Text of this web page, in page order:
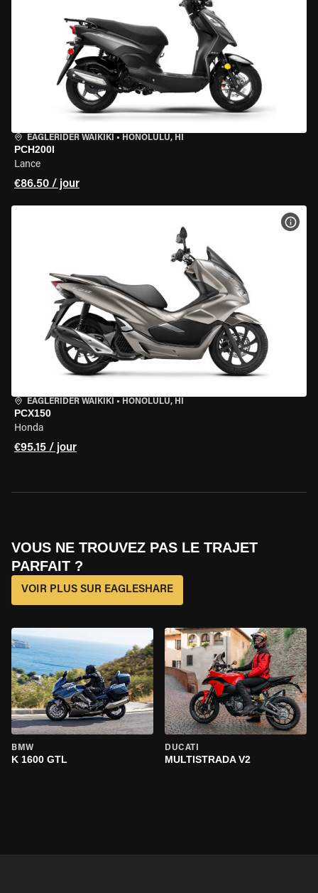
EAGLERIDER WAIKIKI • HONOLULU, HI
PCH200I
Lance
€86.50 / jour
EAGLERIDER WAIKIKI • HONOLULU, HI
PCX150
Honda
€95.15 / jour
VOUS NE TROUVEZ PAS LE TRAJET
PARFAIT ?
VOIR PLUS SUR EAGLESHARE
BMW
K 1600 GTL
DUCATI
MULTISTRADA V2